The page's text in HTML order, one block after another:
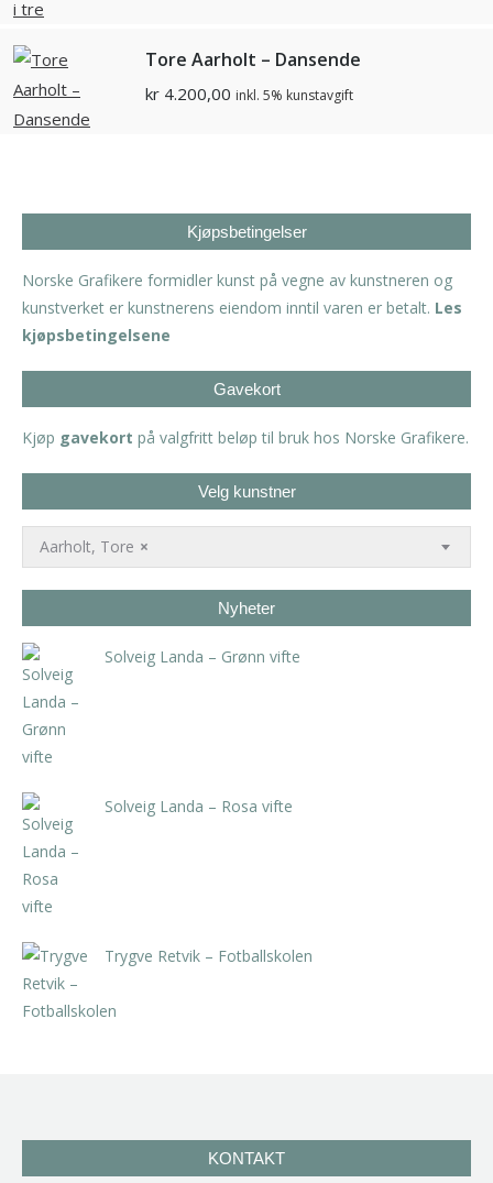
Tore Aarholt – Dansende
kr 4.200,00 inkl. 5% kunstavgift
Kjøpsbetingelser
Norske Grafikere formidler kunst på vegne av kunstneren og
kunstverket er kunstnerens eiendom inntil varen er betalt. Les
kjøpsbetingelsene
Gavekort
Kjøp gavekort på valgfritt beløp til bruk hos Norske Grafikere.
Velg kunstner
×
Aarholt, Tore
Nyheter
Solveig Landa – Grønn vifte
Solveig Landa – Rosa vifte
Trygve Retvik – Fotballskolen
KONTAKT